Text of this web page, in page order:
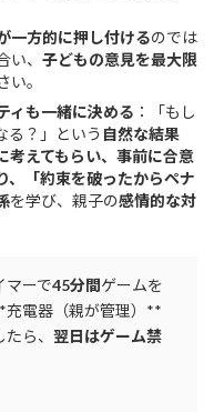
一方的に押し付けるのでは
い、 子どもの意見を最大限
い。
ィも一緒に決める ：「もし
る？」という 自然な結果
考えてもらい、事前に合意
、「約束を破ったからペナ
を学び、親子の感情的な対
マーで45分間ゲームを
充電器（親が管理）**
ら、 翌日はゲーム禁